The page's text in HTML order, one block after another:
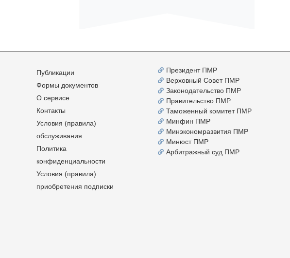
Публикации
Формы документов
О сервисе
Контакты
Условия (правила)
обслуживания
Политика
конфиденциальности
Условия (правила)
приобретения подписки
Президент ПМР
Верховный Совет ПМР
Законодательство ПМР
Правительство ПМР
Таможенный комитет ПМР
Минфин ПМР
Минэкономразвития ПМР
Минюст ПМР
Арбитражный суд ПМР